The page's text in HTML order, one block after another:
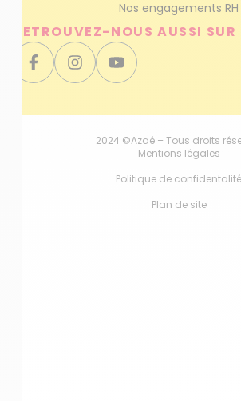
Nos engagements RH
RETROUVEZ-NOUS AUSSI SUR
2024 ©Azaé – Tous droits
Mentions légales
Politique de confidentalité
Plan de site